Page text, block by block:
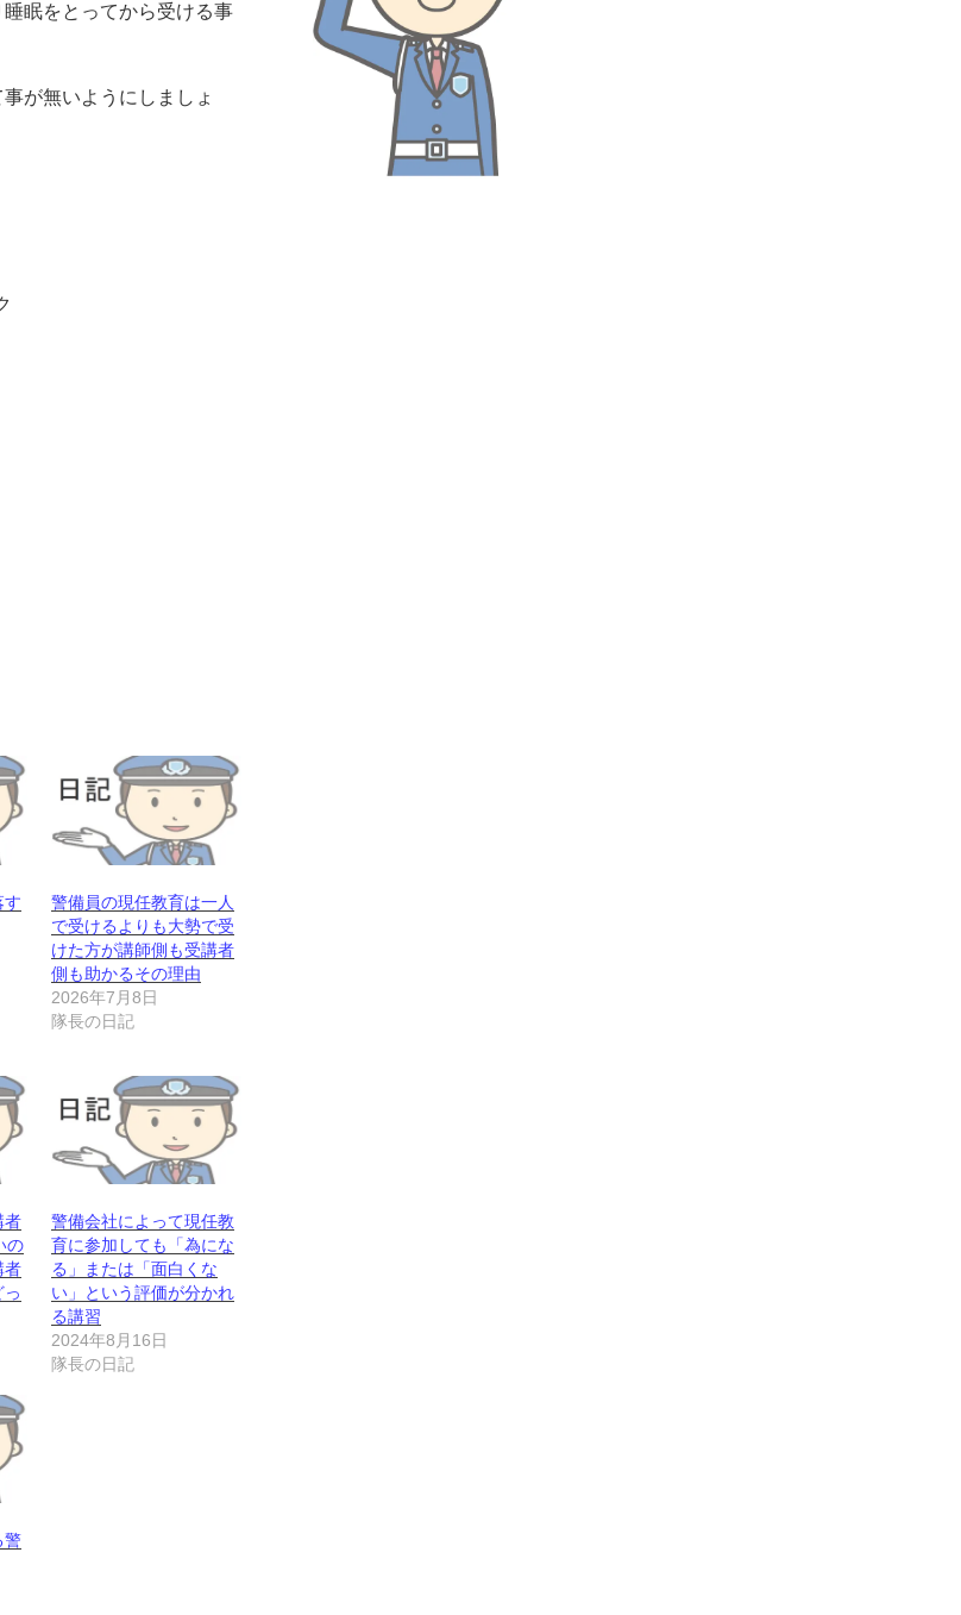
眠をとってから受ける事
が無いようにしましょ
す
警備員の現任教育は一人
で受けるよりも大勢で受
けた方が講師側も受講者
側も助かるその理由
2026年7月8日
隊長の日記
者
の
者
警備会社によって現任教
育に参加しても「為にな
る」または「面白くな
い」という評価が分かれ
る講習
2024年8月16日
隊長の日記
警